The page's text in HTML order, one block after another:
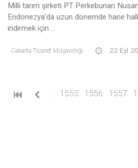
Milli tarım şirketi PT Perkebunan
Endonezya’da uzun dönemde hane
indirmek için ...
Cakarta Ticaret Müşavirliği 22 Eyl
1555 1556 1557